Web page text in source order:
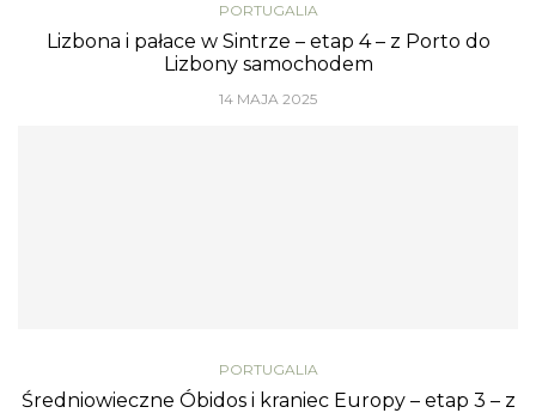
PORTUGALIA
Lizbona i pałace w Sintrze – etap 4 – z Porto do
Lizbony samochodem
14 MAJA 2025
PORTUGALIA
Średniowieczne Óbidos i kraniec Europy – etap 3 – z